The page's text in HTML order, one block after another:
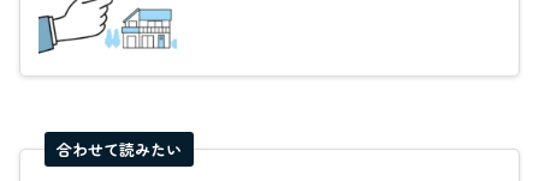
合わせて読みたい